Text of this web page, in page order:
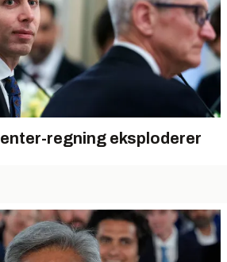
regning eksploderer